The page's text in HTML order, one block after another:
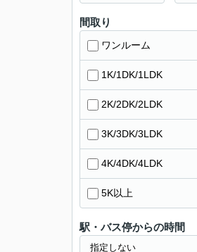
間取り
ワンルーム
1K/1DK/1LDK
2K/2DK/2LDK
3K/3DK/3LDK
4K/4DK/4LDK
5K以上
駅・バス停からの時間